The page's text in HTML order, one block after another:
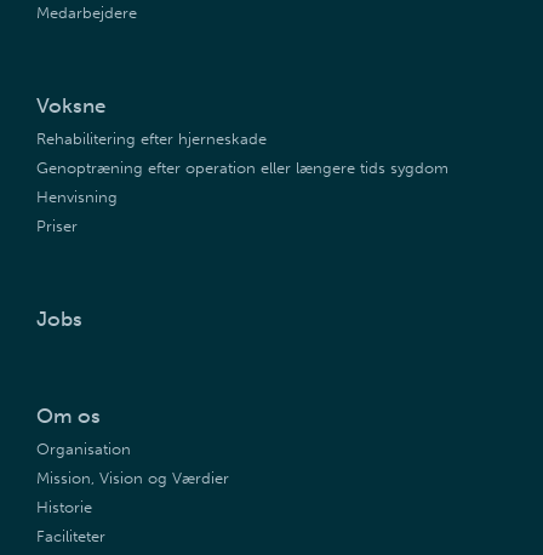
Medarbejdere
Voksne
Rehabilitering efter hjerneskade
Genoptræning efter operation eller længere tids sygdom
Henvisning
Priser
Jobs
Om os
Organisation
Mission, Vision og Værdier
Historie
Faciliteter